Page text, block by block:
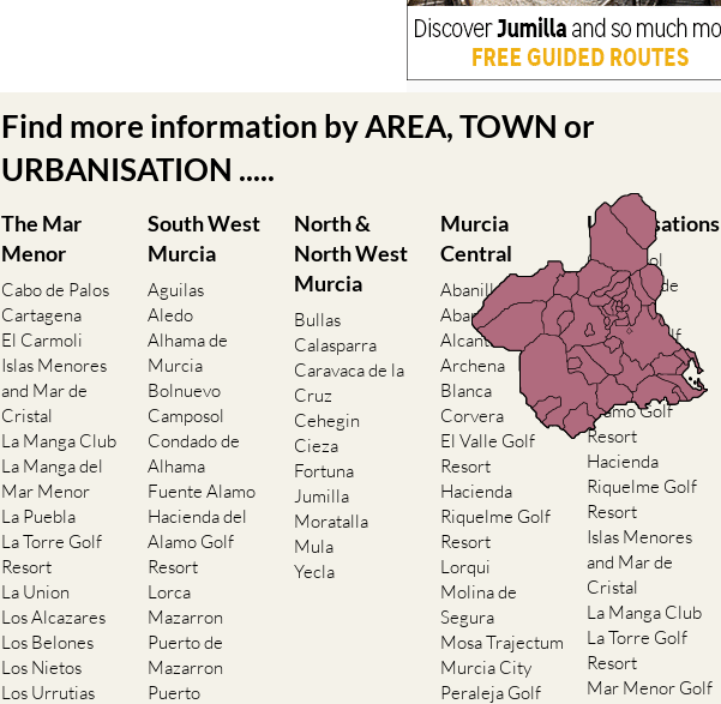
Find more information by AREA, TOWN or
URBANISATION .....
The Mar
Menor
Cabo de Palos
Cartagena
El Carmoli
Islas Menores
and Mar de
Cristal
La Manga Club
La Manga del
Mar Menor
La Puebla
La Torre Golf
Resort
La Union
Los Alcazares
Los Belones
Los Nietos
Los Urrutias
South West
Murcia
Aguilas
Aledo
Alhama de
Murcia
Bolnuevo
Camposol
Condado de
Alhama
Fuente Alamo
Hacienda del
Alamo Golf
Resort
Lorca
Mazarron
Puerto de
Mazarron
Puerto
North &
North West
Murcia
Bullas
Calasparra
Caravaca de la
Cruz
Cehegin
Cieza
Fortuna
Jumilla
Moratalla
Mula
Yecla
Murcia
Central
Abanilla
Abaran
Alcantarilla
Archena
Blanca
Corvera
El Valle Golf
Resort
Hacienda
Riquelme Golf
Resort
Lorqui
Molina de
Segura
Mosa Trajectum
Murcia City
Peraleja Golf
Urbanisations
Camposol
Condado de
Alhama
El Valle Golf
Resort
Hacienda del
Alamo Golf
Resort
Hacienda
Riquelme Golf
Resort
Islas Menores
and Mar de
Cristal
La Manga Club
La Torre Golf
Resort
Mar Menor Golf